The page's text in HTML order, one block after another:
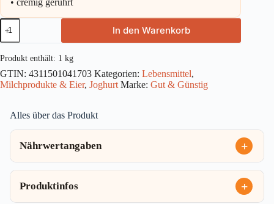
Gut
&
Günstig
Fruchtjoghurt
Pfirsich-
Maracuja
5%
In den Warenkorb
Produkt enthält: 1 kg
GTIN: 4311501041703 Kategorien: Lebensmittel,
Milchprodukte & Eier, Joghurt Marke: Gut & Günstig
Alles über das Produkt
Nährwertangaben
Produktinfos